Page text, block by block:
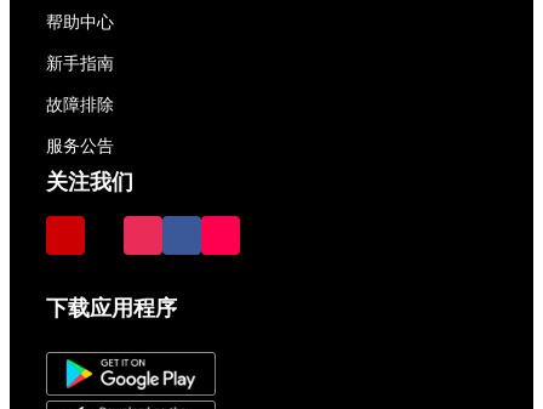
帮助中心
新手指南
故障排除
服务公告
关注我们
下载应用程序